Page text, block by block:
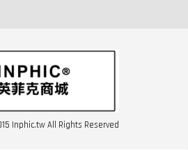
Inphic.tw All Rights Reserved